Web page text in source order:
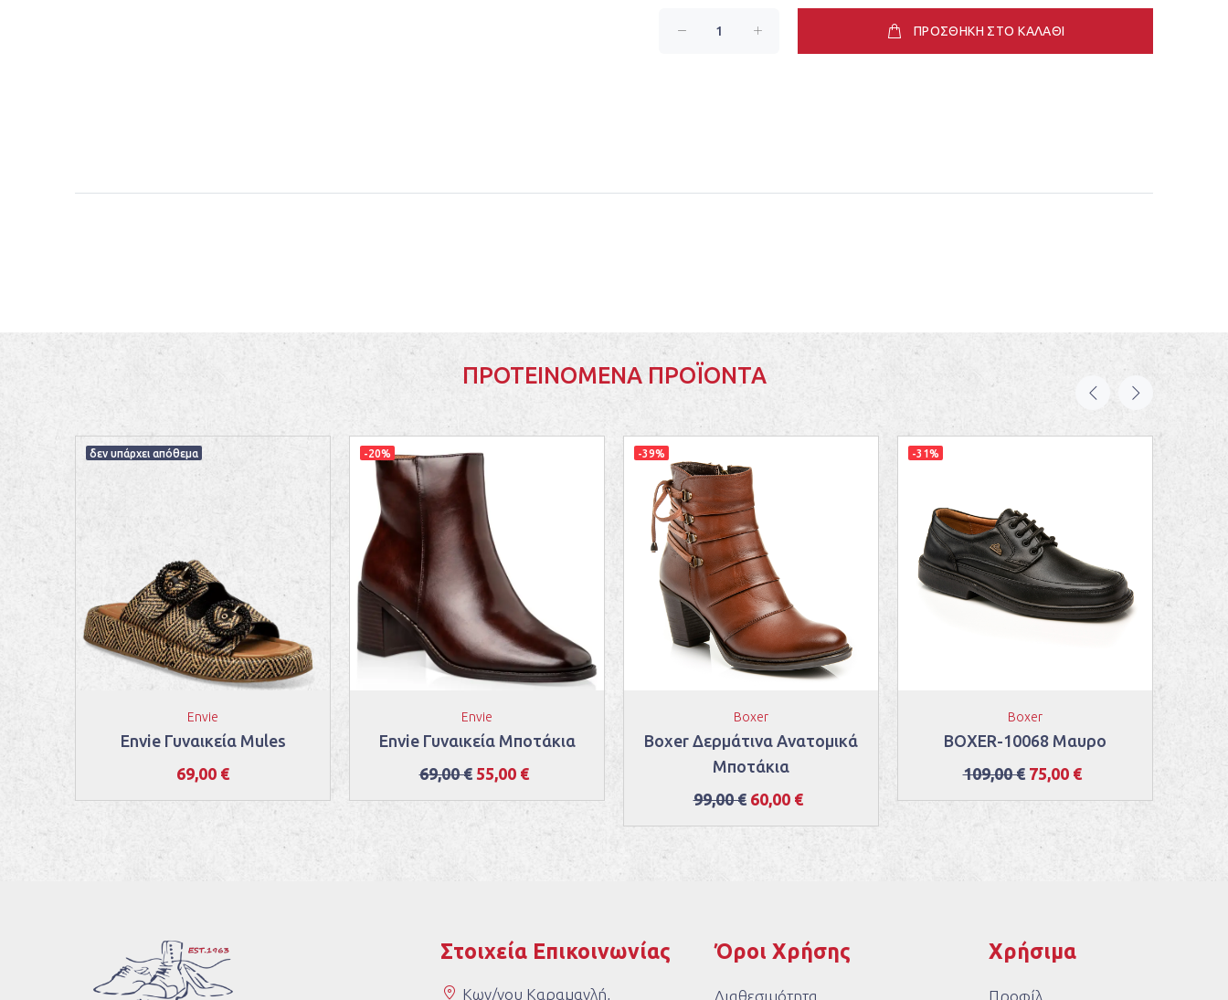
ΠΡΟΣΘΗΚΗ ΣΤΟ ΚΑΛΑΘΙ
ΠΡΟΤΕΙΝΌΜΕΝΑ ΠΡΟΪΌΝΤΑ
δεν υπάρχει απόθεμα
Envie
Envie Γυναικεία Mules
69,00 €
-20%
Envie
Envie Γυναικεία Μποτάκια
69,00 € 55,00 €
-39%
Boxer
Boxer Δερμάτινα Ανατομικά
Μποτάκια
99,00 € 60,00 €
-31%
Boxer
BOXER-10068 Μαυρο
109,00 € 75,00 €
Στοιχεία Επικοινωνίας
Κων/νου Καραμανλή,
Όροι Χρήσης
Διαθεσιμότητα
Χρήσιμα
Προφίλ